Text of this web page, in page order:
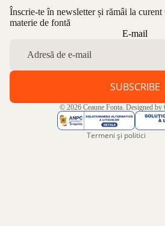
Înscrie-te în newsletter și rămâi la
materie de fontă
E-mail
SUBSCRIBE
© 2026 Ceaune Fonta. Designed by
Termeni și politici
Politica de confidențialitate
Aviz legal